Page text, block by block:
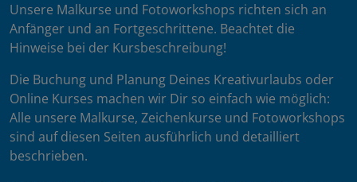
Unsere Malkurse und Fotoworkshops richten sich an
Anfänger und an Fortgeschrittene. Beachtet die
Hinweise bei der Kursbeschreibung!
Die Buchung und Planung Deines Kreativurlaubs oder
Online Kurses machen wir Dir so einfach wie möglich:
Alle unsere Malkurse, Zeichenkurse und Fotoworkshops
sind auf diesen Seiten ausführlich und detailliert
beschrieben.